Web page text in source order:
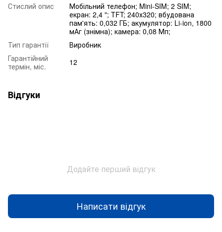
Стислий опис
Мобільний телефон; Mini-SIM; 2 SIM;
екран: 2,4 "; TFT; 240х320; вбудована
пам'ять: 0,032 ГБ; акумулятор: Li-ion, 1800
мАг (знімна); камера: 0,08 Мп;
Тип гарантії
Виробник
Гарантійний
термін, міс.
12
Відгуки
Додайте перший відгук
Написати відгук